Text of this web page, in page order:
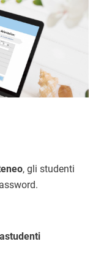
, gli studenti